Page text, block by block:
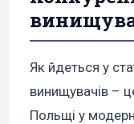
Як йдеться у
винищувачів –
Польщі у